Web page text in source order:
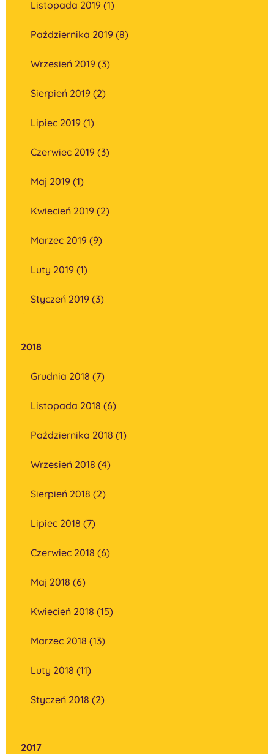
Listopada 2019 (1)
Października 2019 (8)
Wrzesień 2019 (3)
Sierpień 2019 (2)
Lipiec 2019 (1)
Czerwiec 2019 (3)
Maj 2019 (1)
Kwiecień 2019 (2)
Marzec 2019 (9)
Luty 2019 (1)
Styczeń 2019 (3)
2018
Grudnia 2018 (7)
Listopada 2018 (6)
Października 2018 (1)
Wrzesień 2018 (4)
Sierpień 2018 (2)
Lipiec 2018 (7)
Czerwiec 2018 (6)
Maj 2018 (6)
Kwiecień 2018 (15)
Marzec 2018 (13)
Luty 2018 (11)
Styczeń 2018 (2)
2017